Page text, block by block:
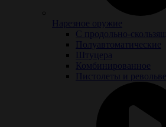
Нарезное оружие
С продольно-
Полуавтоматические
Штуцера
Комбинированное
Пистолеты и